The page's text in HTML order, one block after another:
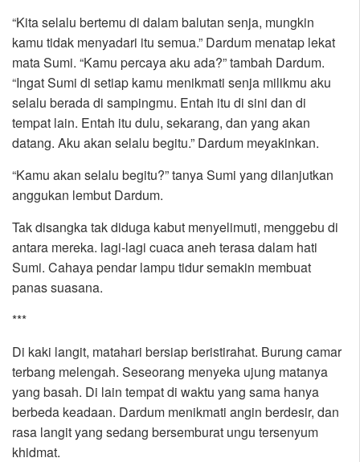
“Kita selalu bertemu di dalam balutan senja, mungkin
kamu tidak menyadari itu semua.” Dardum menatap lekat
mata Sumi. “Kamu percaya aku ada?” tambah Dardum.
“Ingat Sumi di setiap kamu menikmati senja milikmu aku
selalu berada di sampingmu. Entah itu di sini dan di
tempat lain. Entah itu dulu, sekarang, dan yang akan
datang. Aku akan selalu begitu.” Dardum meyakinkan.
“Kamu akan selalu begitu?” tanya Sumi yang dilanjutkan
anggukan lembut Dardum.
Tak disangka tak diduga kabut menyelimuti, menggebu di
antara mereka. lagi-lagi cuaca aneh terasa dalam hati
Sumi. Cahaya pendar lampu tidur semakin membuat
panas suasana.
***
Di kaki langit, matahari bersiap beristirahat. Burung camar
terbang melengah. Seseorang menyeka ujung matanya
yang basah. Di lain tempat di waktu yang sama hanya
berbeda keadaan. Dardum menikmati angin berdesir, dan
rasa langit yang sedang bersemburat ungu tersenyum
khidmat.